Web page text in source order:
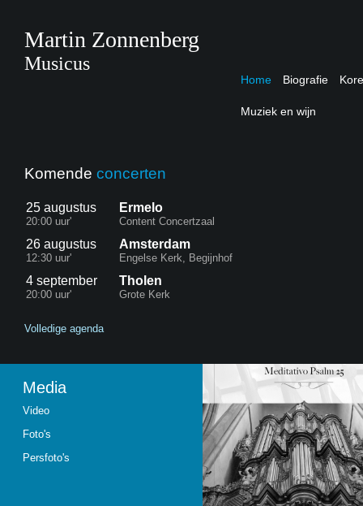
Martin Zonnenberg
Musicus
Home Biografie
Muziek en wijn
Komende concerten
25 augustus
20:00 uur'
Ermelo
Content Concertzaal
26 augustus
12:30 uur'
Amsterdam
Engelse Kerk, Begijnhof
4 september
20:00 uur'
Tholen
Grote Kerk
Volledige agenda
Media
Video
Foto's
Persfoto's